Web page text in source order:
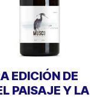
EDICIÓN DE
PAISAJE Y LA